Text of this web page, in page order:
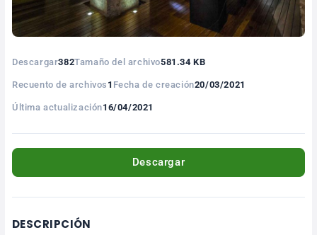
Descargar382Tamaño del archivo581.34 KB
Recuento de archivos 1 Fecha de creación20/03/2021
Última actualización16/04/2021
Descargar
DESCRIPCIÓN